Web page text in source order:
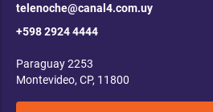
telenoche@canal4.com.uy
+598 2924 4444
Paraguay 2253
Montevideo, CP, 11800